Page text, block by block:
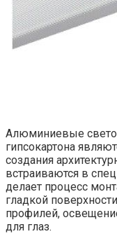
Алюминиевые
гипсокартона
создания
встраиваются в
делает процесс
гладкой
профилей,
для глаз.